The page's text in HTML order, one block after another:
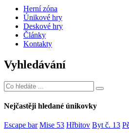
Herní zóna
Únikové hry
Deskové hry
Články
Kontakty
Vyhledávání
Nejčastěji hledané únikovky
Escape bar Mise 53 Hřbitov Byt č. 13